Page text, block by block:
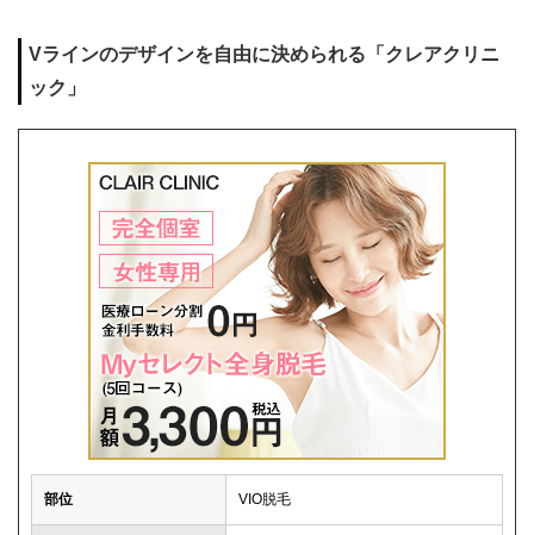
キャンセル料 前日まで無料
Vラインのデザインを自由に決められる「クレアクリニ
ック」
部位 VIO脱毛